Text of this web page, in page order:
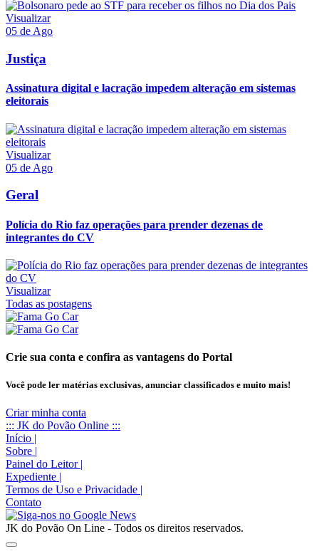
Visualizar
05 de Ago
Justiça
Assinatura digital e lacração impedem alteração em sistemas
eleitorais
Visualizar
05 de Ago
Geral
Polícia do Rio faz operações para prender dezenas de
integrantes do CV
Visualizar
Todas as postagens
Crie sua conta e confira as vantagens do Portal
Você pode ler matérias exclusivas, anunciar classificados e muito mais!
Criar minha conta
::: JK do Povão Online :::
Início |
Sobre |
Painel do Leitor |
Expediente |
Termos de Uso e Privacidade |
Contato
JK do Povão On Line - Todos os direitos reservados.